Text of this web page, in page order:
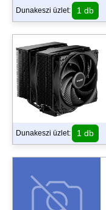
Dunakeszi üzlet: 1 db
Dunakeszi üzlet: 1 db